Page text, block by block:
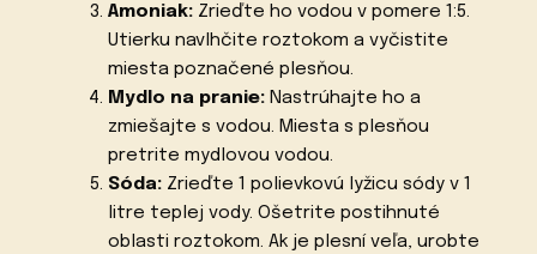
Amoniak:Zrieďte ho vodou v pomere 1:5.
Utierku navlhčite roztokom a vyčistite
miesta poznačené plesňou.
Mydlo na pranie:Nastrúhajte ho a
zmiešajte s vodou. Miesta s plesňou
pretrite mydlovou vodou.
Sóda:Zrieďte 1 polievkovú lyžicu sódy v 1
litre teplej vody. Ošetrite postihnuté
oblasti roztokom. Ak je plesní veľa, urobte